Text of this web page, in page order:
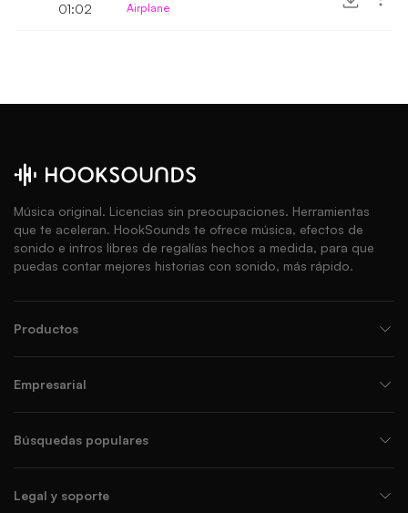
01:02
Airplane
Música original. Licencias sin preocupaciones. Herramientas
que te aceleran. HookSounds te ofrece música, efectos de
sonido e intros libres de regalías hechos a medida, para que
puedas contar mejores historias con sonido, más rápido.
Productos
Empresarial
Búsquedas populares
Legal y soporte